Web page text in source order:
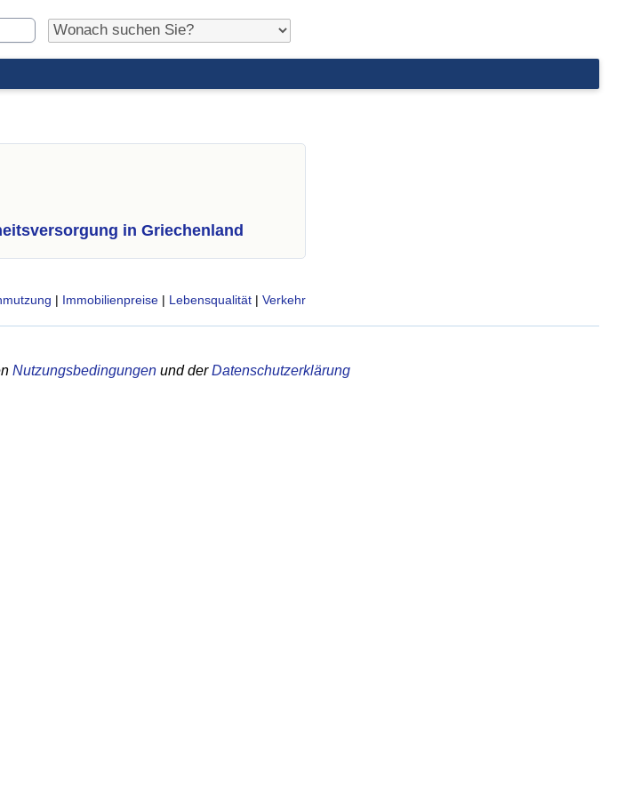
in Griechenland
| Immobilienpreise | Lebensqualität | Verkehr
Nutzungsbedingungen und derDatenschutzerklärung